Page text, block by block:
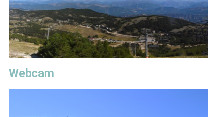
Webcam